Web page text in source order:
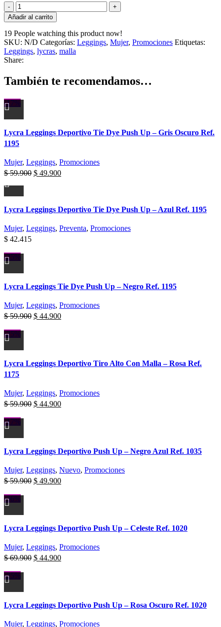
Añadir al carrito
19 People watching this product now!
SKU: N/D Categorías: Leggings, Mujer, Promociones Etiquetas:
Leggings, lycras, malla
Share:
También te recomendamos…
-17%
Lycra Leggings Deportivo Tie Dye Push Up – Gris Oscuro Ref.
1195
Mujer, Leggings, Promociones
$59.900 $ 49.900
Lycra Leggings Deportivo Tie Dye Push Up – Azul Ref. 1195
Mujer, Leggings, Preventa, Promociones
$ 42.415
-25%
Lycra Leggings Tie Dye Push Up – Negro Ref. 1195
Mujer, Leggings, Promociones
$59.900 $ 44.900
-25%
Lycra Leggings Deportivo Tiro Alto Con Malla – Rosa Ref.
1175
Mujer, Leggings, Promociones
$59.900 $ 44.900
-17%
Lycra Leggings Deportivo Push Up – Negro Azul Ref. 1035
Mujer, Leggings, Nuevo, Promociones
$59.900 $ 49.900
-36%
Lycra Leggings Deportivo Push Up – Celeste Ref. 1020
Mujer, Leggings, Promociones
$69.900 $ 44.900
-25%
Lycra Leggings Deportivo Push Up – Rosa Oscuro Ref. 1020
Mujer, Leggings, Promociones